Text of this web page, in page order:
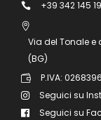
+39 342 145
Via del Tonale e
(BG)
P.IVA:
Seguici su
Seguici su